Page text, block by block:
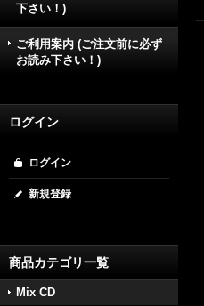
下さい！)
ご利用案内 (ご注文前に必ず
お読み下さい！)
ログイン
ログイン
新規登録
商品カテゴリ一覧
Mix CD